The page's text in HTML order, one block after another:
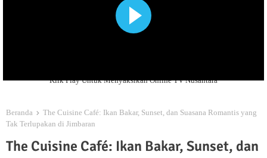
Klik Play Untuk Menyaksikan Online TV Nusantara
Beranda
The Cuisine Café: Ikan Bakar, Sunset, dan Suasana Romantis yang
Tak Terlupakan di Jimbaran
The Cuisine Café: Ikan Bakar, Sunset, dan